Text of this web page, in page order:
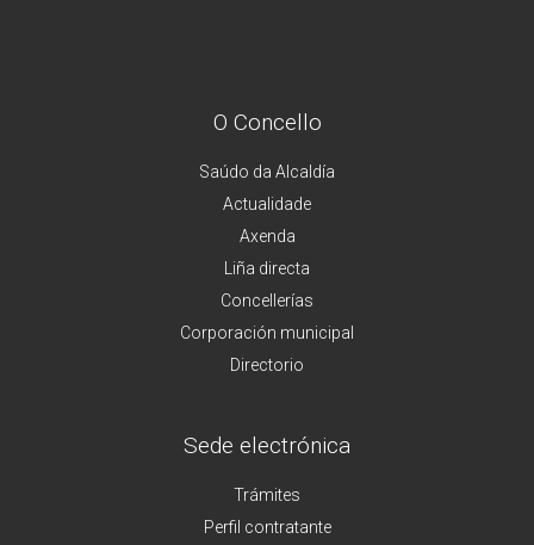
O Concello
Saúdo da Alcaldía
Actualidade
Axenda
Liña directa
Concellerías
Corporación municipal
Directorio
Sede electrónica
Trámites
Perfil contratante